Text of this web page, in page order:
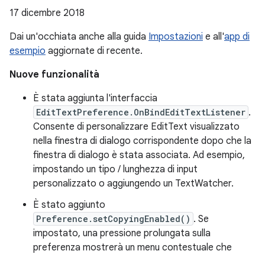
17 dicembre 2018
Dai un'occhiata anche alla guida Impostazioni e all'app di
esempio aggiornate di recente.
Nuove funzionalità
È stata aggiunta l'interfaccia
EditTextPreference.OnBindEditTextListener .
Consente di personalizzare EditText visualizzato
nella finestra di dialogo corrispondente dopo che la
finestra di dialogo è stata associata. Ad esempio,
impostando un tipo / lunghezza di input
personalizzato o aggiungendo un TextWatcher.
È stato aggiunto
Preference.setCopyingEnabled() . Se
impostato, una pressione prolungata sulla
preferenza mostrerà un menu contestuale che